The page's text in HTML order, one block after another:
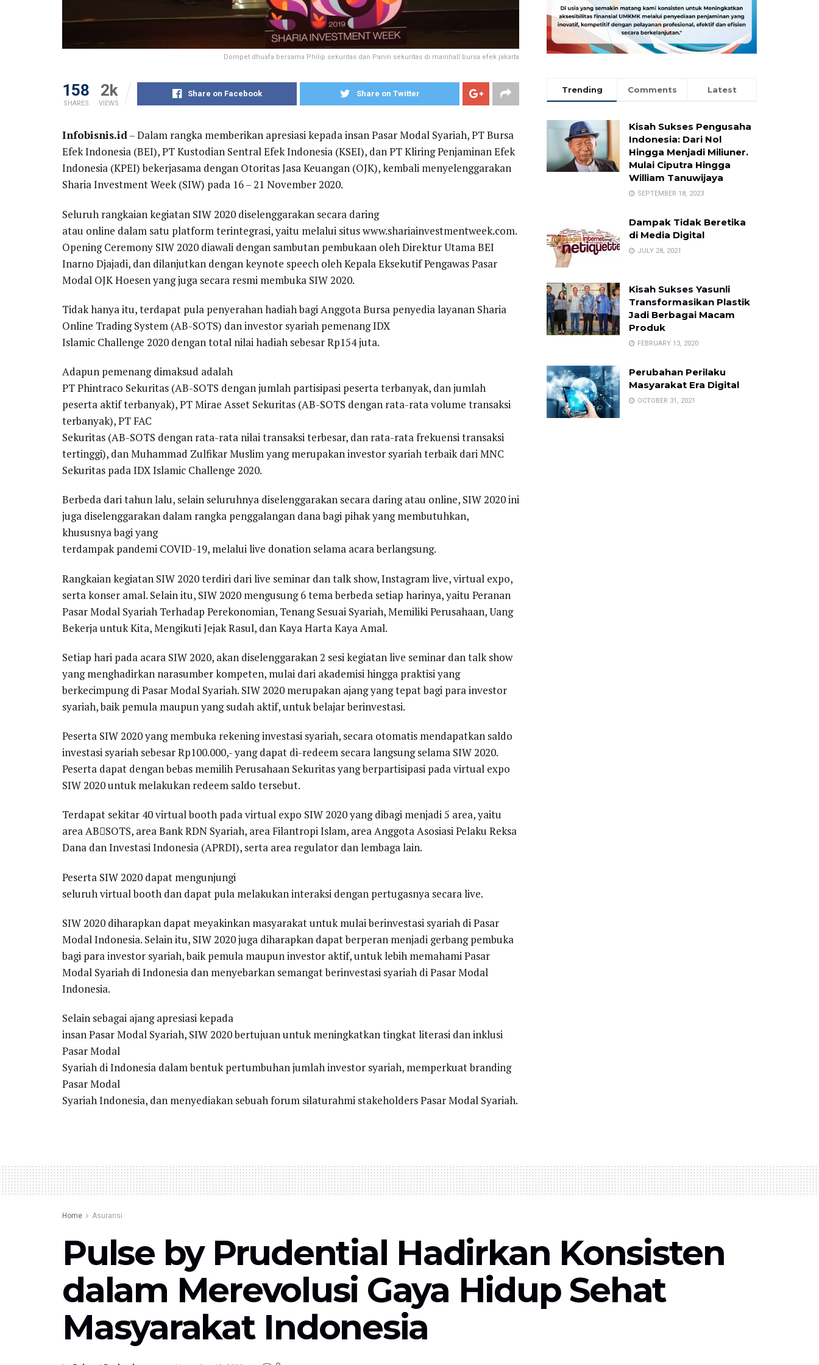
Dompet dhuafa bersama Philip sekuritas dan Panin sekuritas di mainhall bursa efek jakarta
158
SHARES
2k
VIEWS
Share on Facebook Share on Twitter
Infobisnis.id– Dalam rangka memberikan apresiasi kepada insan Pasar Modal Syariah, PT Bursa
Efek Indonesia (BEI), PT Kustodian Sentral Efek Indonesia (KSEI), dan PT Kliring Penjaminan Efek
Indonesia (KPEI) bekerjasama dengan Otoritas Jasa Keuangan (OJK), kembali menyelenggarakan
Sharia Investment Week (SIW) pada 16 – 21 November 2020.
Seluruh rangkaian kegiatan SIW 2020 diselenggarakan secara daring
atau online dalam satu platform terintegrasi, yaitu melalui situs www.shariainvestmentweek.com.
Opening Ceremony SIW 2020 diawali dengan sambutan pembukaan oleh Direktur Utama BEI
Inarno Djajadi, dan dilanjutkan dengan keynote speech oleh Kepala Eksekutif Pengawas Pasar
Modal OJK Hoesen yang juga secara resmi membuka SIW 2020.
Tidak hanya itu, terdapat pula penyerahan hadiah bagi Anggota Bursa penyedia layanan Sharia
Online Trading System (AB-SOTS) dan investor syariah pemenang IDX
Islamic Challenge 2020 dengan total nilai hadiah sebesar Rp154 juta.
Adapun pemenang dimaksud adalah
PT Phintraco Sekuritas (AB-SOTS dengan jumlah partisipasi peserta terbanyak, dan jumlah
peserta aktif terbanyak), PT Mirae Asset Sekuritas (AB-SOTS dengan rata-rata volume transaksi
terbanyak), PT FAC
Sekuritas (AB-SOTS dengan rata-rata nilai transaksi terbesar, dan rata-rata frekuensi transaksi
tertinggi), dan Muhammad Zulfikar Muslim yang merupakan investor syariah terbaik dari MNC
Sekuritas pada IDX Islamic Challenge 2020.
Berbeda dari tahun lalu, selain seluruhnya diselenggarakan secara daring atau online, SIW 2020 ini
juga diselenggarakan dalam rangka penggalangan dana bagi pihak yang membutuhkan,
khususnya bagi yang
terdampak pandemi COVID-19, melalui live donation selama acara berlangsung.
Rangkaian kegiatan SIW 2020 terdiri dari live seminar dan talk show, Instagram live, virtual expo,
serta konser amal. Selain itu, SIW 2020 mengusung 6 tema berbeda setiap harinya, yaitu Peranan
Pasar Modal Syariah Terhadap Perekonomian, Tenang Sesuai Syariah, Memiliki Perusahaan, Uang
Bekerja untuk Kita, Mengikuti Jejak Rasul, dan Kaya Harta Kaya Amal.
Setiap hari pada acara SIW 2020, akan diselenggarakan 2 sesi kegiatan live seminar dan talk show
yang menghadirkan narasumber kompeten, mulai dari akademisi hingga praktisi yang
berkecimpung di Pasar Modal Syariah. SIW 2020 merupakan ajang yang tepat bagi para investor
syariah, baik pemula maupun yang sudah aktif, untuk belajar berinvestasi.
Peserta SIW 2020 yang membuka rekening investasi syariah, secara otomatis mendapatkan saldo
investasi syariah sebesar Rp100.000,- yang dapat di-redeem secara langsung selama SIW 2020.
Peserta dapat dengan bebas memilih Perusahaan Sekuritas yang berpartisipasi pada virtual expo
SIW 2020 untuk melakukan redeem saldo tersebut.
Terdapat sekitar 40 virtual booth pada virtual expo SIW 2020 yang dibagi menjadi 5 area, yaitu
area AB￾SOTS, area Bank RDN Syariah, area Filantropi Islam, area Anggota Asosiasi Pelaku Reksa
Dana dan Investasi Indonesia (APRDI), serta area regulator dan lembaga lain.
Peserta SIW 2020 dapat mengunjungi
seluruh virtual booth dan dapat pula melakukan interaksi dengan pertugasnya secara live.
SIW 2020 diharapkan dapat meyakinkan masyarakat untuk mulai berinvestasi syariah di Pasar
Modal Indonesia. Selain itu, SIW 2020 juga diharapkan dapat berperan menjadi gerbang pembuka
bagi para investor syariah, baik pemula maupun investor aktif, untuk lebih memahami Pasar
Modal Syariah di Indonesia dan menyebarkan semangat berinvestasi syariah di Pasar Modal
Indonesia.
Selain sebagai ajang apresiasi kepada
insan Pasar Modal Syariah, SIW 2020 bertujuan untuk meningkatkan tingkat literasi dan inklusi
Pasar Modal
Syariah di Indonesia dalam bentuk pertumbuhan jumlah investor syariah, memperkuat branding
Pasar Modal
Syariah Indonesia, dan menyediakan sebuah forum silaturahmi stakeholders Pasar Modal Syariah.
Trending Comments Latest
Kisah Sukses Pengusaha
Indonesia: Dari Nol
Hingga Menjadi Miliuner.
Mulai Ciputra Hingga
William Tanuwijaya
SEPTEMBER 18, 2023
Dampak Tidak Beretika
di Media Digital
JULY 28, 2021
Kisah Sukses Yasunli
Transformasikan Plastik
Jadi Berbagai Macam
Produk
FEBRUARY 13, 2020
Perubahan Perilaku
Masyarakat Era Digital
OCTOBER 31, 2021
Home Asuransi
Pulse by Prudential Hadirkan Konsisten
dalam Merevolusi Gaya Hidup Sehat
Masyarakat Indonesia